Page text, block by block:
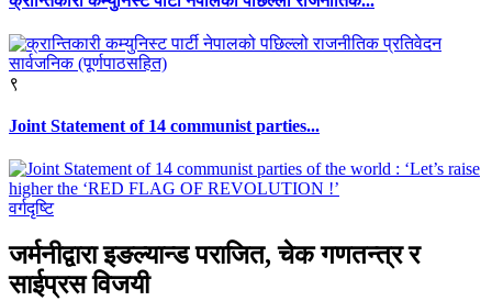
९
Joint Statement of 14 communist parties...
वर्गदृष्टि
जर्मनीद्वारा इङल्यान्ड पराजित, चेक गणतन्त्र र
साईप्रस विजयी